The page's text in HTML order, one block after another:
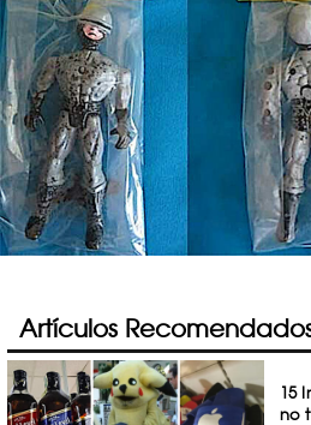
Artículos
15
no